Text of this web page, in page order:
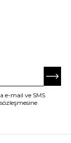
e-mail ve SMS